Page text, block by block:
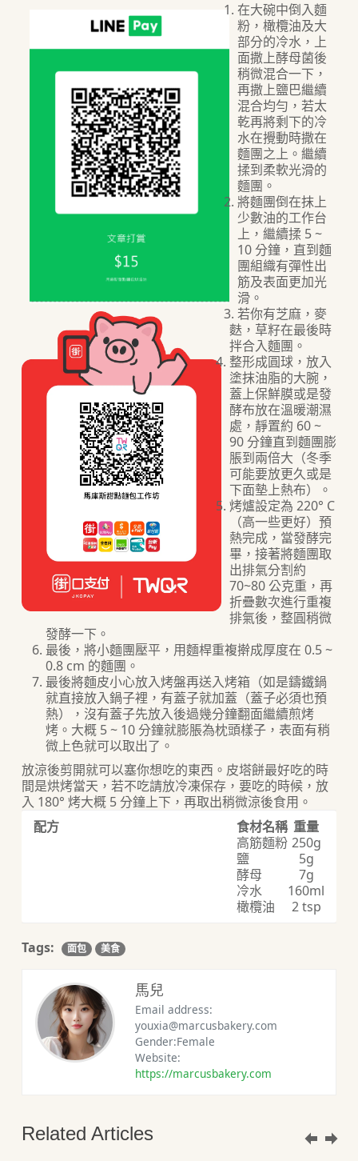
在大碗中倒入麵
粉，橄欖油及大
部分的冷水，上
面撒上酵母菌後
稍微混合一下，
再撒上鹽巴繼續
混合均勻，若太
乾再將剩下的冷
水在攪動時撒在
麵團之上。繼續
揉到柔軟光滑的
麵團。
將麵團倒在抹上
少數油的工作台
上，繼續揉 5 ~
10 分鐘，直到麵
團組織有彈性出
筋及表面更加光
滑。
若你有芝麻，麥
麩，草籽在最後時
拌合入麵團。
整形成圓球，放入
塗抹油脂的大腕，
蓋上保鮮膜或是發
酵布放在溫暖潮濕
處，靜置約 60 ~
90 分鐘直到麵團膨
脹到兩倍大（冬季
可能要放更久或是
下面墊上熱布）。
烤爐設定為 220° C
（高一些更好）預
熱完成，當發酵完
畢，接著將麵團取
出排氣分割約
70~80 公克重，再
折疊數次進行重複
排氣後，整圓稍微
發酵一下。
最後，將小麵團壓平，用麵桿重複擀成厚度在 0.5 ~
0.8 cm 的麵團。
最後將麵皮小心放入烤盤再送入烤箱（如是鑄鐵鍋
就直接放入鍋子裡，有蓋子就加蓋（蓋子必須也預
熱），沒有蓋子先放入後過幾分鐘翻面繼續煎烤
烤。大概 5 ~ 10 分鐘就膨脹為枕頭樣子，表面有稍
微上色就可以取出了。
放涼後剪開就可以塞你想吃的東西。皮塔餅最好吃的時
間是烘烤當天，若不吃請放冷凍保存，要吃的時候，放
入 180° 烤大概 5 分鐘上下，再取出稍微涼後食用。
配方
食材名稱 重量
高筋麵粉 250g
鹽
5g
酵母
7g
冷水
160ml
橄欖油
2 tsp
Tags: 面包 美食
馬兒
Email address:
youxia@marcusbakery.com
Gender:Female
Website:
https://marcusbakery.com
Related Articles